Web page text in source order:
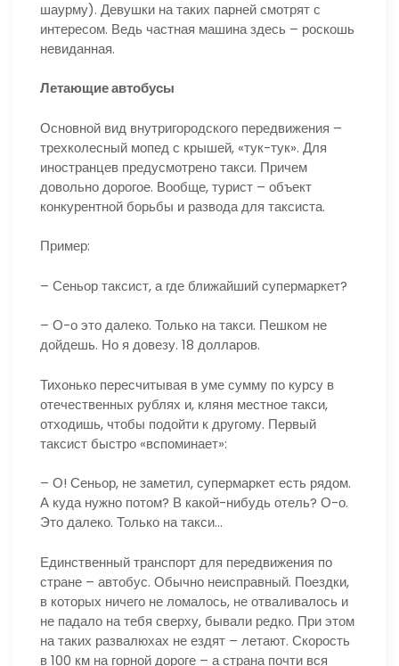
шаурму). Девушки на таких парней смотрят с
интересом. Ведь частная машина здесь – роскошь
невиданная.
Летающие автобусы
Основной вид внутригородского передвижения –
трехколесный мопед с крышей, «тук-тук». Для
иностранцев предусмотрено такси. Причем
довольно дорогое. Вообще, турист – объект
конкурентной борьбы и развода для таксиста.
Пример:
– Сеньор таксист, а где ближайший супермаркет?
– О-о это далеко. Только на такси. Пешком не
дойдешь. Но я довезу. 18 долларов.
Тихонько пересчитывая в уме сумму по курсу в
отечественных рублях и, кляня местное такси,
отходишь, чтобы подойти к другому. Первый
таксист быстро «вспоминает»:
– О! Сеньор, не заметил, супермаркет есть рядом.
А куда нужно потом? В какой-нибудь отель? О-о.
Это далеко. Только на такси…
Единственный транспорт для передвижения по
стране – автобус. Обычно неисправный. Поездки,
в которых ничего не ломалось, не отваливалось и
не падало на тебя сверху, бывали редко. При этом
на таких развалюхах не ездят – летают. Скорость
в 100 км на горной дороге – а страна почти вся